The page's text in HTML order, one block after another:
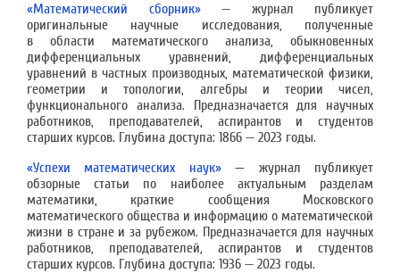
«Математический сборник»— журнал публикует
оригинальные научные исследования, полученные
в области математического анализа, обыкновенных
дифференциальных уравнений, дифференциальных
уравнений в частных производных, математической физики,
геометрии и топологии, алгебры и теории чисел,
функционального анализа. Предназначается для научных
работников, преподавателей, аспирантов и студентов
старших курсов. Глубина доступа: 1866 — 2023 годы.
«Успехи математических наук»— журнал публикует
обзорные статьи по наиболее актуальным разделам
математики, краткие сообщения Московского
математического общества и информацию о математической
жизни в стране и за рубежом. Предназначается для научных
работников, преподавателей, аспирантов и студентов
старших курсов. Глубина доступа: 1936 — 2023 годы.